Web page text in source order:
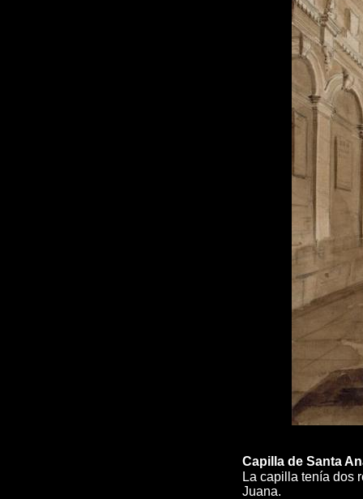
Capilla de Santa
La capilla tenía dos
Juana.